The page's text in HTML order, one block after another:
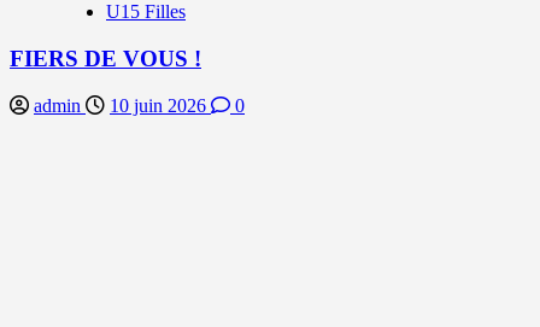
U15 Filles
FIERS DE VOUS !
admin 10 juin 2026 0